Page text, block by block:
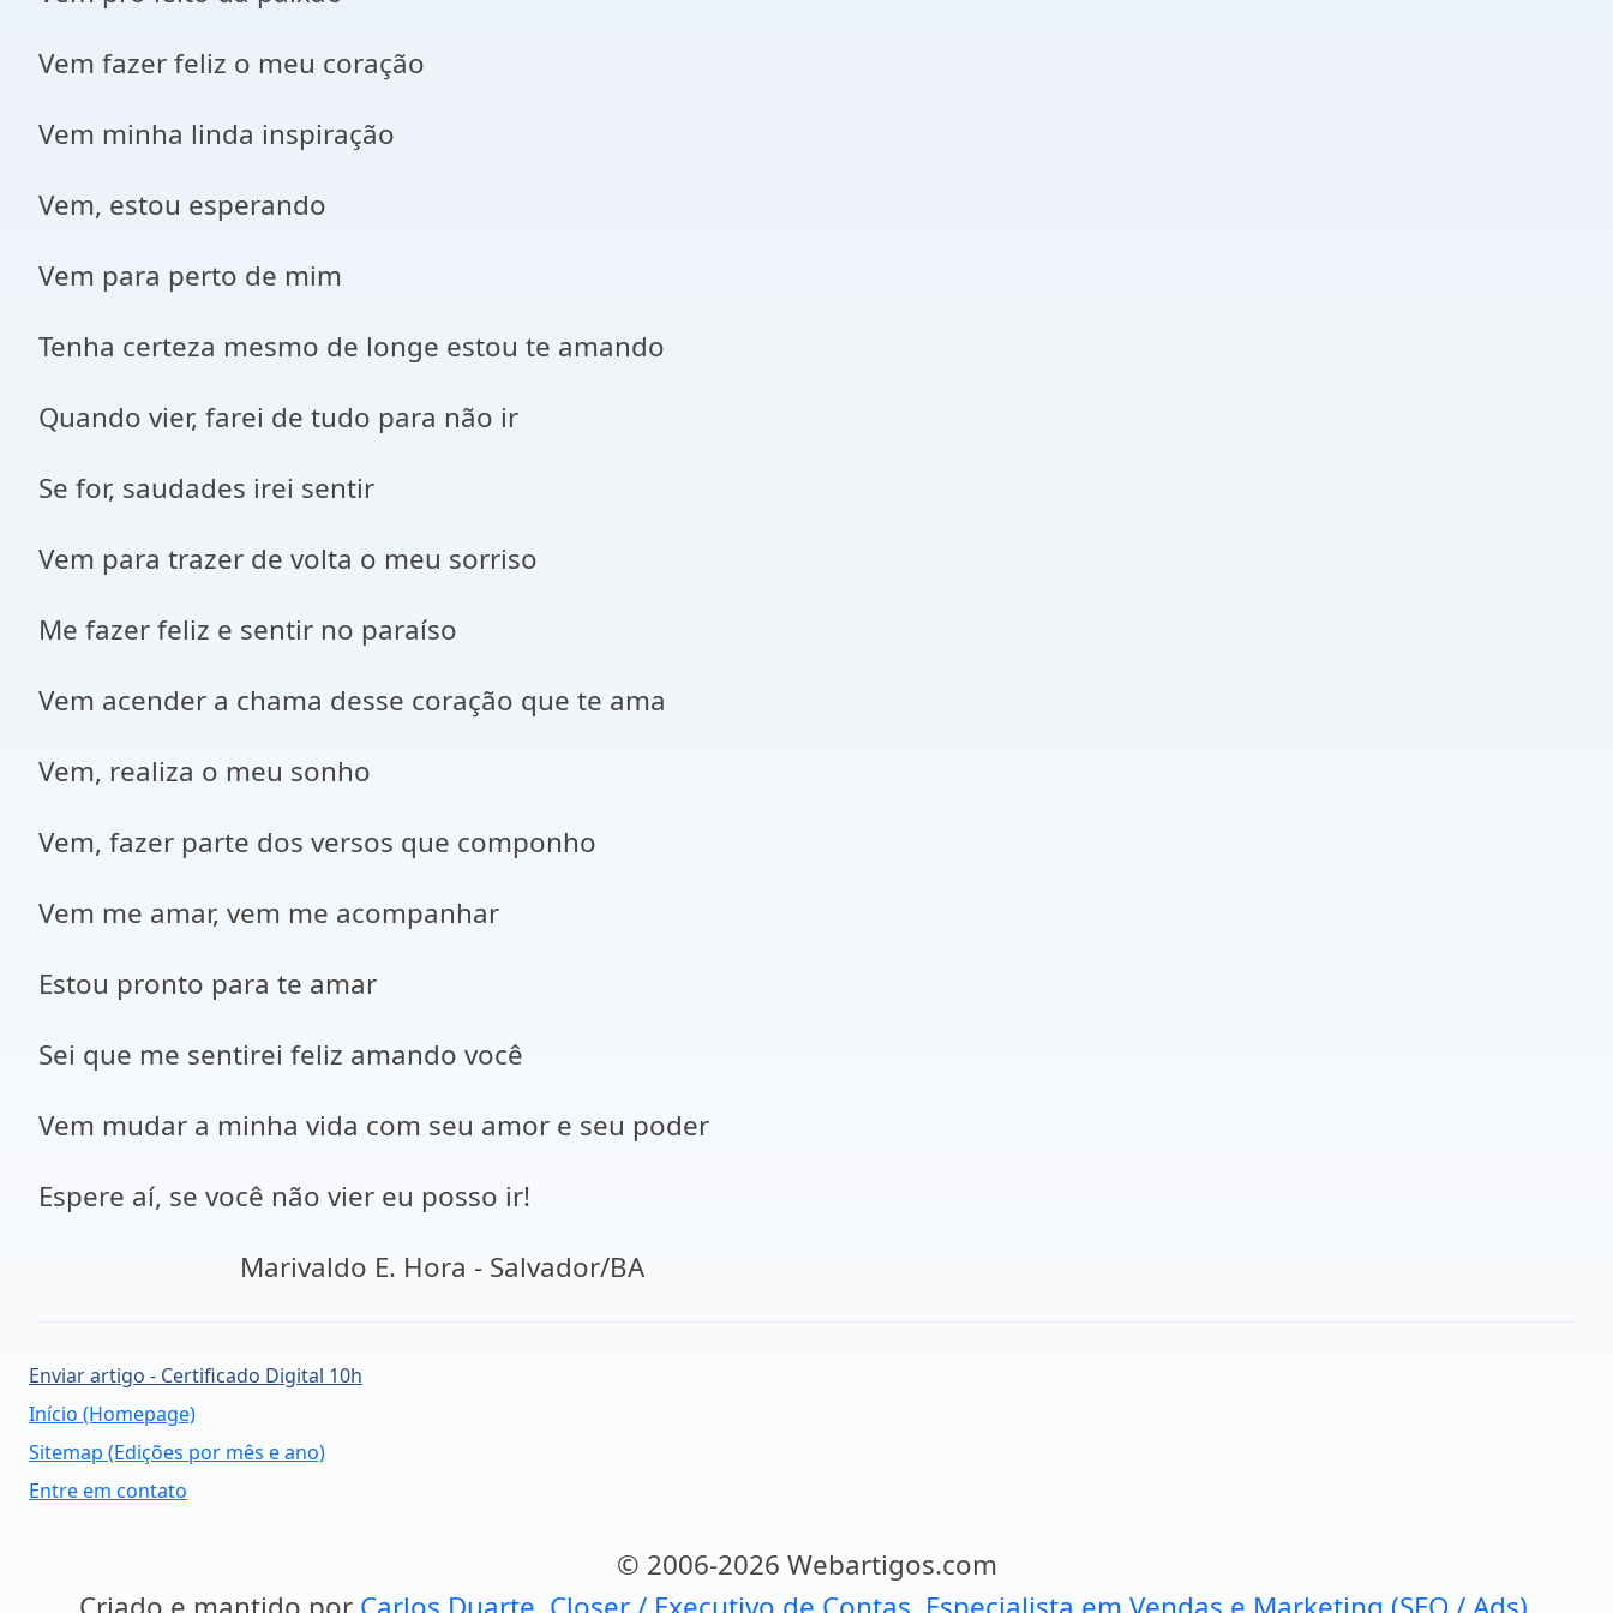
Vem fazer feliz o meu coração
Vem minha linda inspiração
Vem, estou esperando
Vem para perto de mim
Tenha certeza mesmo de longe estou te amando
Quando vier, farei de tudo para não ir
Se for, saudades irei sentir
Vem para trazer de volta o meu sorriso
Me fazer feliz e sentir no paraíso
Vem acender a chama desse coração que te ama
Vem, realiza o meu sonho
Vem, fazer parte dos versos que componho
Vem me amar, vem me acompanhar
Estou pronto para te amar
Sei que me sentirei feliz amando você
Vem mudar a minha vida com seu amor e seu poder
Espere aí, se você não vier eu posso ir!
Marivaldo E. Hora - Salvador/BA
Enviar artigo - Certificado Digital 10h
Início (Homepage)
Sitemap (Edições por mês e ano)
Entre em contato
© 2006-2026 Webartigos.com